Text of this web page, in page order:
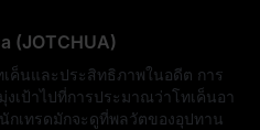
(JOTCHUA)
ค็นและประสิทธิภาพในอดีต การ
เป้าไปที่การประมาณว่าโทเค็นอา
กเทรดมักจะดูที่พลวัตของอุปทาน